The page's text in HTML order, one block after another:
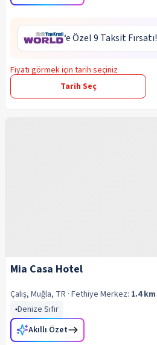
‘e Özel 9 Taksit Fırsatı!
Fiyatı görmek için tarih seçiniz
Tarih Seç
Mia Casa Hotel
Çalış, Muğla, TR · Fethiye Merkez: 1.4 km
Denize Sıfır
Akıllı Özet